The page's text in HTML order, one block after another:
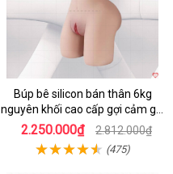
Búp bê silicon bán thân 6kg
nguyên khối cao cấp gợi cảm giá
tốt
2.250.000₫ 2.812.000₫
(475)